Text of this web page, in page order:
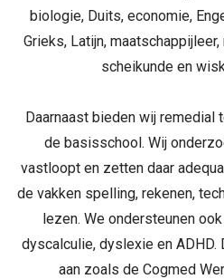
biologie, Duits, economie,
Grieks, Latijn,
scheikunde en
Daarnaast bieden wij remedial
de basisschool. Wij
vastloopt en zetten daar
de vakken spelling, rekenen,
lezen. We ondersteunen
dyscalculie, dyslexie en ADHD.
aan zoals de Cogmed